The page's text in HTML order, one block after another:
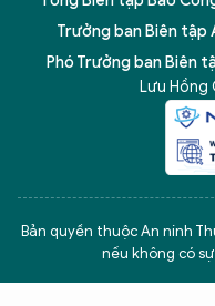
Trưởng ban Biên tập
Phó Trưởng ban Biên
Lưu Hồng
Bản quyền thuộc An ninh
nếu không có
5 điểm nghẽn của Hà